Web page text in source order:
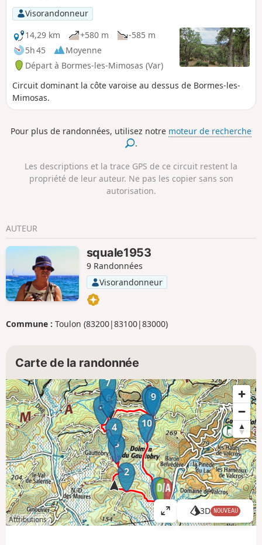
Visorandonneur
14,29 km
+580 m
-585 m
5h 45
Moyenne
Départ à Bormes-les-Mimosas (Var)
Circuit dominant la côte varoise au dessus de Bormes-les-
Mimosas.
Pour plus de randonnées, utilisez notre moteur de recherche
.
Les descriptions et la trace GPS de ce circuit restent la
propriété de leur auteur. Ne pas les copier sans son
autorisation.
AUTEUR
squale1953
9 Randonnées
Visorandonneur
Commune : Toulon (83200|83100|83000)
Carte de la randonnée
1
2
3
4
5
6
7
89
10
Attributions
A
ff
3D NOUVEAU